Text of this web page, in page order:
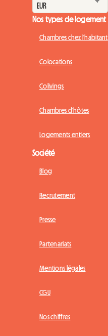
Nos types de logement
Chambres chez l'habitant
Colocations
Colivings
Chambres d'hôtes
Logements entiers
Société
Blog
Recrutement
Presse
Partenariats
Mentions légales
CGU
Nos chiffres